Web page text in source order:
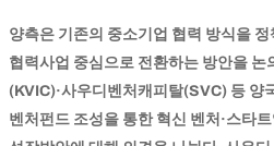
양측은 기존의 중소기업 협력 방식을
협력사업 중심으로 전환하는 방안을 논
(KVIC)·사우디벤처캐피탈(SVC) 등 양
벤처펀드 조성을 통한 혁신 벤처·스타